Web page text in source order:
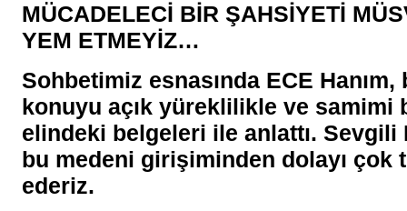
MÜCADELECİ BİR ŞAHSİYETİ
YEM ETMEYİZ…
Sohbetimiz esnasında ECE
konuyu açık yüreklilikle ve samimi
elindeki belgeleri ile anlattı. Sevgili
bu medeni girişiminden dolayı çok
ederiz.